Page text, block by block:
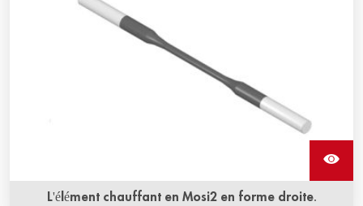
L'élément chauffant en Mosi2 en forme droite.